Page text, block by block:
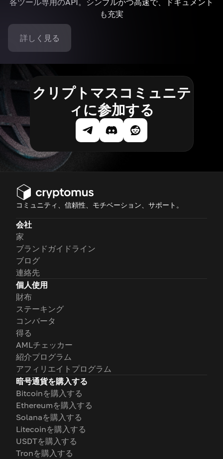
各ツール専用のAPI。シンプルかつ高速で、ドキュメント
も充実
詳しく見る
クリプトマスコミュニテ
ィに参加する
コミュニティ、信頼性、モチベーション、サポート。
会社
家
ブランドガイドライン
ブログ
連絡先
個人使用
財布
ステーキング
コンバータ
得る
AMLチェッカー
紹介プログラム
アフィリエイトプログラム
暗号通貨を購入する
Bitcoinを購入する
Ethereumを購入する
Solanaを購入する
Litecoinを購入する
USDTを購入する
Tronを購入する